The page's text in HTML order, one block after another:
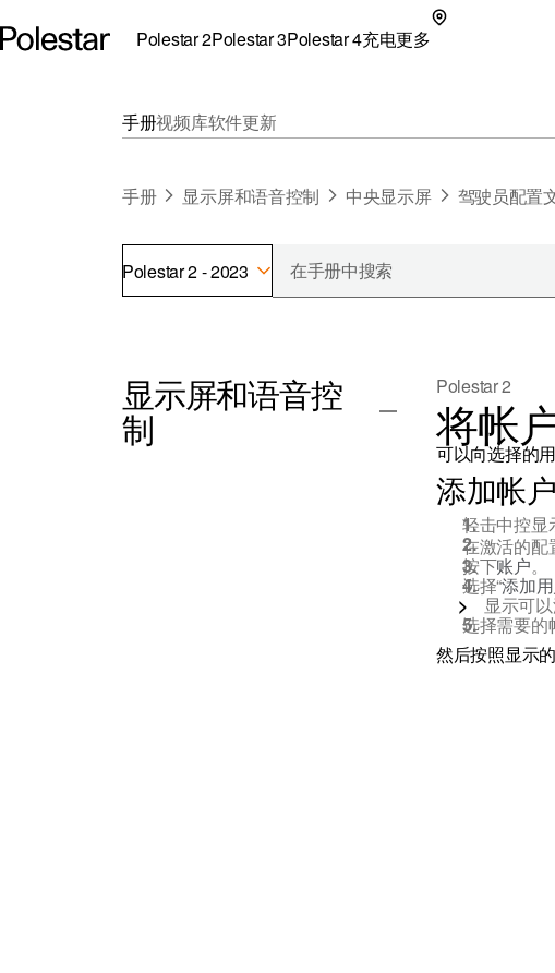
Polestar 2Polestar 3Polestar 4充电更多
联系我们
极星官方二手车
探索Polestar 3
联系我们
公共充电
家庭充电
车主服务
新闻
注册新
（在新
手册视频库软件更新
手册 显示屏和语音控制 中央显示屏 驾驶员配置
Polestar 2 - 2023
显示屏和语音控
制
Polestar 2
将帐
可以向选择的
添加帐户
轻击中控显
在激活的配
按下账户。
选择“添加
显示可
选择需要的
然后按照显示